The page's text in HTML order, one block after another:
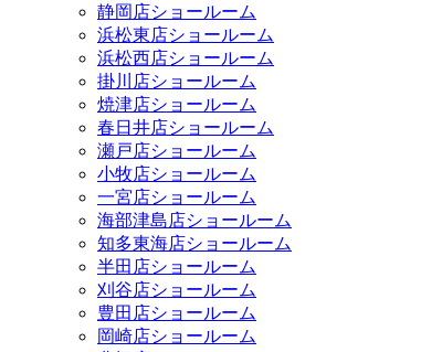
静岡店ショールーム
浜松東店ショールーム
浜松西店ショールーム
掛川店ショールーム
焼津店ショールーム
春日井店ショールーム
瀬戸店ショールーム
小牧店ショールーム
一宮店ショールーム
海部津島店ショールーム
知多東海店ショールーム
半田店ショールーム
刈谷店ショールーム
豊田店ショールーム
岡崎店ショールーム